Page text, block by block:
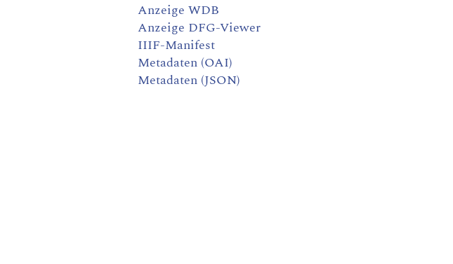
Anzeige WDB
Anzeige DFG-Viewer
IIIF-Manifest
Metadaten (OAI)
Metadaten (JSON)